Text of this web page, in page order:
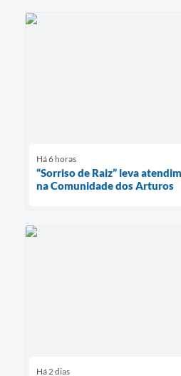
Há 6 horas
“Sorriso de Raiz” leva
na Comunidade dos Arturos
Há 2 dias